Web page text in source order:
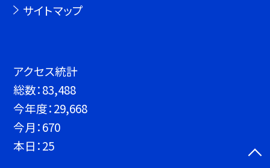
サイトマップ
アクセス統計
総数：83,488
今年度：29,668
今月：670
本日：25